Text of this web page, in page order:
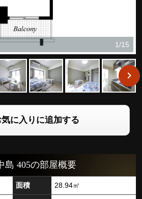
1/15
気に入りに追加する
島 405の部屋概要
面積 28.94㎡